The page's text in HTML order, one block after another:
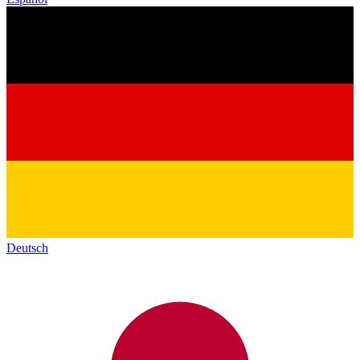
Deutsch